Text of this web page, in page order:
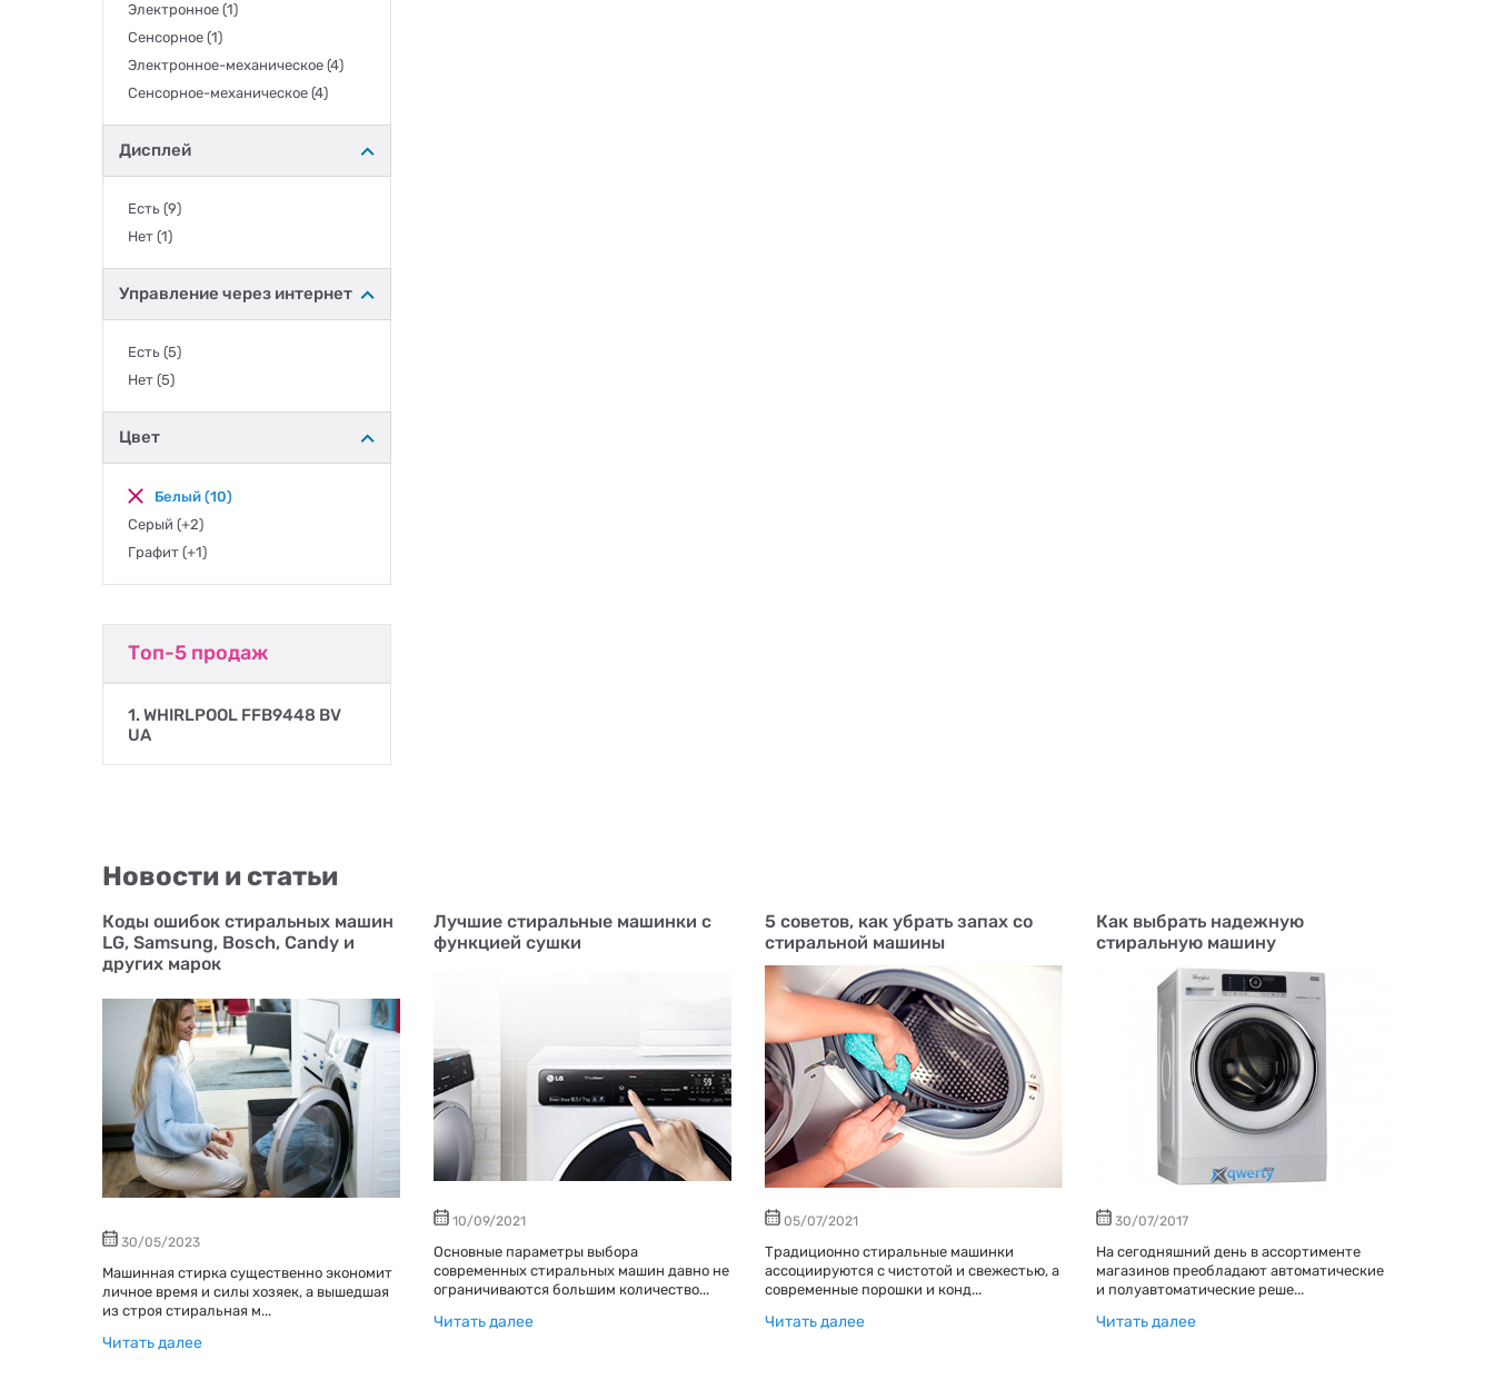
Электронное (1)
Сенсорное (1)
Электронное-механическое (4)
Сенсорное-механическое (4)
Дисплей
Есть (9)
Нет (1)
Управление через интернет
Есть (5)
Нет (5)
Цвет
Белый (10)
Серый (+2)
Графит (+1)
Топ-5 продаж
1. WHIRLPOOL FFB9448 BV
UA
Новости и статьи
Коды ошибок стиральных машин
LG, Samsung, Bosch, Candy и
других марок
30/05/2023
Машинная стирка существенно экономит
личное время и силы хозяек, а вышедшая
из строя стиральная м...
Читать далее
Лучшие стиральные машинки с
функцией сушки
10/09/2021
Основные параметры выбора
современных стиральных машин давно не
ограничиваются большим количество...
Читать далее
5 советов, как убрать запах со
стиральной машины
05/07/2021
Традиционно стиральные машинки
ассоциируются с чистотой и свежестью, а
современные порошки и конд...
Читать далее
Как выбрать надежную
стиральную машину
30/07/2017
На сегодняшний день в ассортименте
магазинов преобладают автоматические
и полуавтоматические реше...
Читать далее